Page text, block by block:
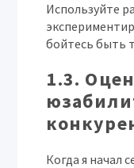
Используйте
бойтесь быть
1.3.
Когда я начал